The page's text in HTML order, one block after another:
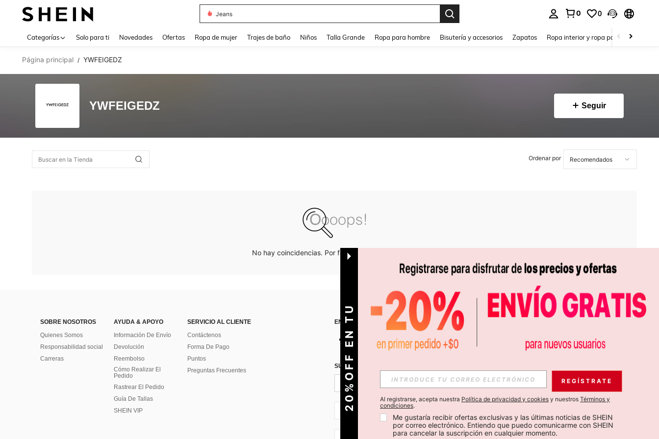
Jeans
0 0
Categorías Solo para ti Novedades Ofertas Ropa de mujer Trajes de baño Niños Talla Grande Ropa para hombre Bisutería y accesorios Zapatos Ropa interior y ropa para dormir
Página principal / YWFEIGEDZ
YWFEIGEDZ Seguir
Ordenar por
No hay coincidencias. Por favor inténtalo de nuevo.
SOBRE NOSOTROS
Quienes Somos
Responsabilidad social
Carreras
AYUDA & APOYO
Información De Envío
Devolución
Reembolso
Cómo Realizar El
Pedido
Rastrear El Pedido
Guía De Tallas
SHEIN VIP
SERVICIO AL CLIENTE
Contáctenos
Forma De Pago
Puntos
Preguntas Frecuentes
ENCUÉNTRANOS EN APP
SUSCRÍBETE PARA RECIBIR OFERTAS EXCLUSIVAS, PROMOCIONES Y NOTICIAS DE SHEIN
Suscribir
CL + 56
2
0
%
O
F
F
E
N
T
U
P
R
I
M
E
R
P
E
D
I
D REGÍSTRATE
Al registrarse, acepta nuestra Política de privacidad y cookies y nuestros Términos y
condiciones.
Me gustaría recibir ofertas exclusivas y las últimas noticias de SHEIN
por correo electrónico. Entiendo que puedo comunicarme con SHEIN
para cancelar la suscripción en cualquier momento.